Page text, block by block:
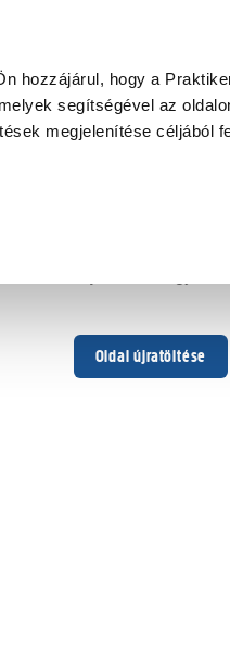
hozzájárul, hogy a
segítségével az
megjelenítése céljából
Oldal újratöltése